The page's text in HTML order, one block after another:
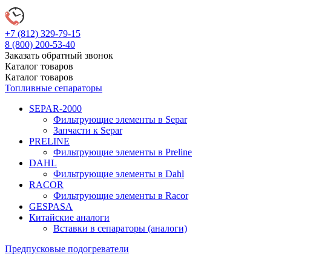
+7 (812) 329-79-15
8 (800) 200-53-40
Заказать обратный звонок
Каталог товаров
Каталог товаров
Топливные сепараторы
SEPAR-2000
Фильтрующие элементы в Separ
Запчасти к Separ
PRELINE
Фильтрующие элементы в Preline
DAHL
Фильтрующие элементы в Dahl
RACOR
Фильтрующие элементы в Racor
GESPASA
Китайские аналоги
Вставки в сепараторы (аналоги)
Предпусковые подогреватели